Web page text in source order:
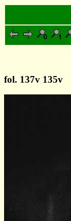
fol. 137v 135v